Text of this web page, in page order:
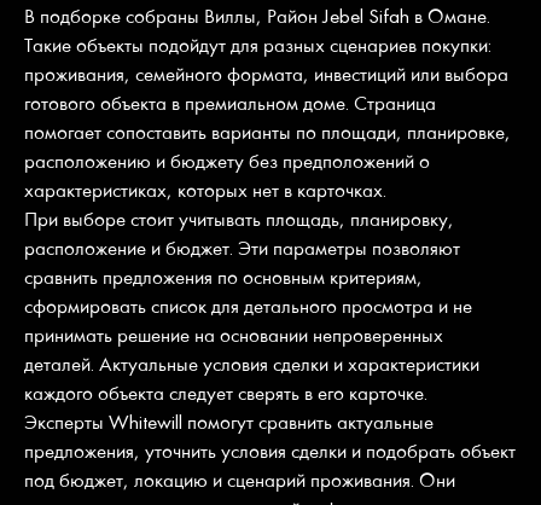
В подборке собраны Виллы, Район Jebel Sifah в Омане.
Такие объекты подойдут для разных сценариев покупки:
проживания, семейного формата, инвестиций или выбора
готового объекта в премиальном доме. Страница
помогает сопоставить варианты по площади, планировке,
расположению и бюджету без предположений о
характеристиках, которых нет в карточках.
При выборе стоит учитывать площадь, планировку,
расположение и бюджет. Эти параметры позволяют
сравнить предложения по основным критериям,
сформировать список для детального просмотра и не
принимать решение на основании непроверенных
деталей. Актуальные условия сделки и характеристики
каждого объекта следует сверять в его карточке.
Эксперты Whitewill помогут сравнить актуальные
предложения, уточнить условия сделки и подобрать объект
под бюджет, локацию и сценарий проживания. Они